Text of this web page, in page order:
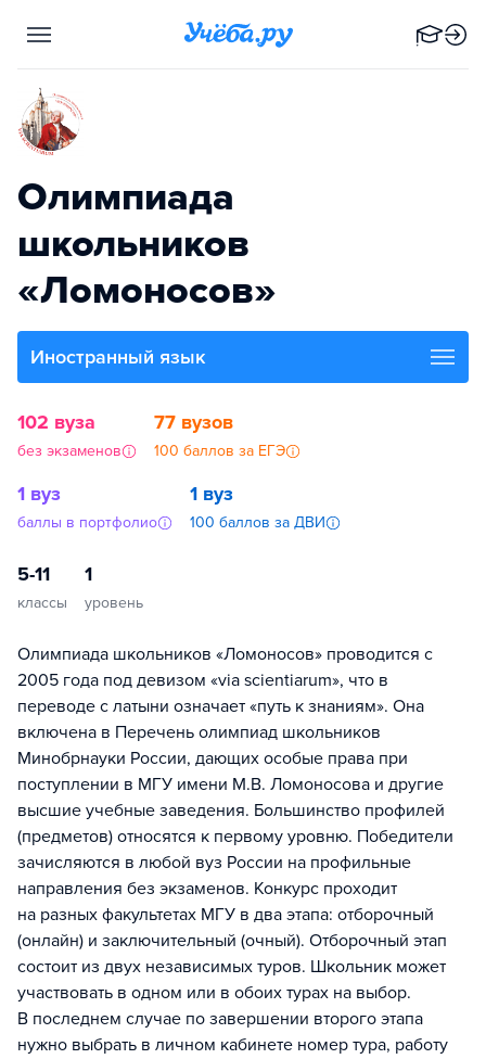
Олимпиада
школьников
«Ломоносов»
Иностранный язык
102 вуза
без экзаменов
77 вузов
100 баллов за ЕГЭ
1 вуз
баллы в портфолио
1 вуз
100 баллов за ДВИ
5-11
классы
1
уровень
Олимпиада школьников «Ломоносов» проводится с
2005 года под девизом «via scientiarum», что в
переводе с латыни означает «путь к знаниям». Она
включена в Перечень олимпиад школьников
Минобрнауки России, дающих особые права при
поступлении в МГУ имени М.В. Ломоносова и другие
высшие учебные заведения. Большинство профилей
(предметов) относятся к первому уровню. Победители
зачисляются в любой вуз России на профильные
направления без экзаменов. Конкурс проходит
на разных факультетах МГУ в два этапа: отборочный
(онлайн) и заключительный (очный). Отборочный этап
состоит из двух независимых туров. Школьник может
участвовать в одном или в обоих турах на выбор.
В последнем случае по завершении второго этапа
нужно выбрать в личном кабинете номер тура, работу